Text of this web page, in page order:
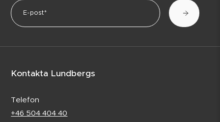
Kontakta Lundbergs
Telefon
+46 504 404 40